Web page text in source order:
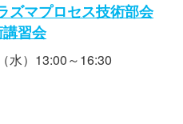
ズマプロセス技術部会
講習会
水）13:00～16:30